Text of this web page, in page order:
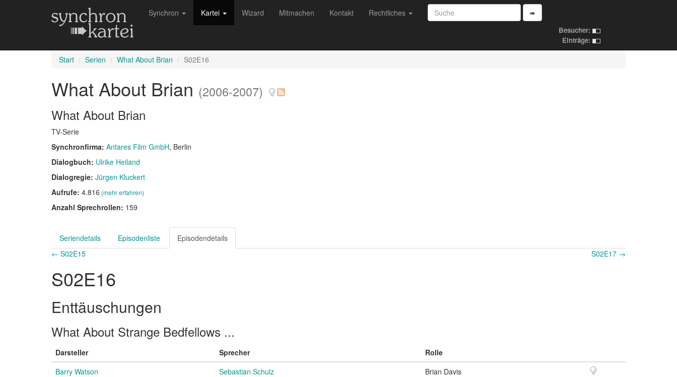
Synchron Kartei Wizard Mitmachen Kontakt Rechtliches ➠
Besucher:
Einträge:
Start Serien What About Brian S02E16
What About Brian (2006-2007)
What About Brian
TV-Serie
Synchronfirma: Antares Film GmbH, Berlin
Dialogbuch: Ulrike Heiland
Dialogregie: Jürgen Kluckert
Aufrufe: 4.816 (mehr erfahren)
Anzahl Sprechrollen: 159
Seriendetails Episodenliste
Episodendetails
← S02E15
S02E17 →
S02E16
Enttäuschungen
What About Strange Bedfellows ...
Darsteller Sprecher
Rolle
Barry Watson
Sebastian Schulz
Brian Davis